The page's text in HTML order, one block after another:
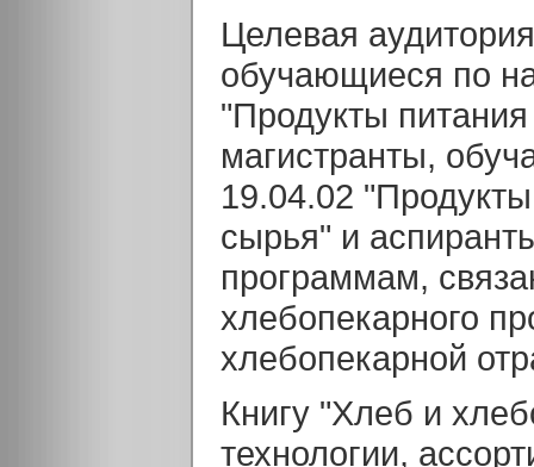
Целевая
обучающиеся по
"Продукты
магистранты,
19.04.02
сырья" и
программам,
хлебопекарного
хлебопекарной
Книгу "Хлеб и
технологии,